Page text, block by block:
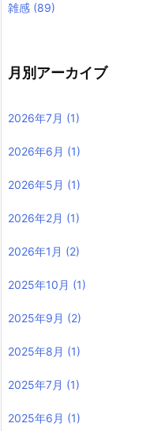
雑感 (89)
月別アーカイブ
2026年7月 (1)
2026年6月 (1)
2026年5月 (1)
2026年2月 (1)
2026年1月 (2)
2025年10月 (1)
2025年9月 (2)
2025年8月 (1)
2025年7月 (1)
2025年6月 (1)